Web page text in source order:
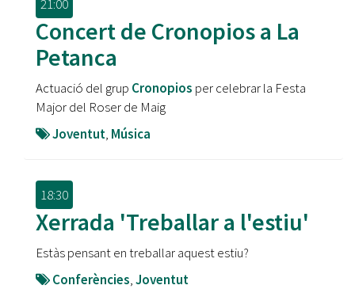
21:00
Concert de Cronopios a La
Petanca
Actuació del grup Cronopios per celebrar la Festa
Major del Roser de Maig
Joventut, Música
18:30
Xerrada 'Treballar a l'estiu'
Estàs pensant en treballar aquest estiu?
Conferències,Joventut